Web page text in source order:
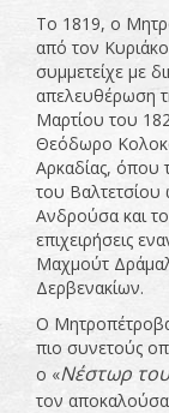
Το 1819, ο
από τον
συμμετείχε με
απελευθέρωση
Μαρτίου του
Θεόδωρο
Αρκαδίας, όπου
του Βαλτετσίου
Ανδρούσα και
επιχειρήσεις
Μαχμούτ
Δερβενακίων.
Ο
πιο συνετούς
ο «Νέστωρ
τον